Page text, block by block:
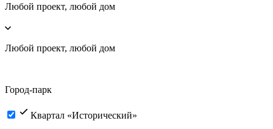
Любой проект, любой дом
Любой проект, любой дом
Город-парк
Квартал «Исторический»